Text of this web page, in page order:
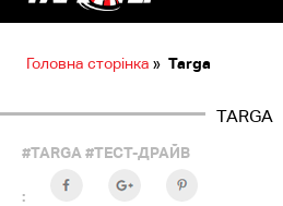
Головна сторінка » Targa
TARGA
#TARGA #ТЕСТ-ДРАЙВ
: